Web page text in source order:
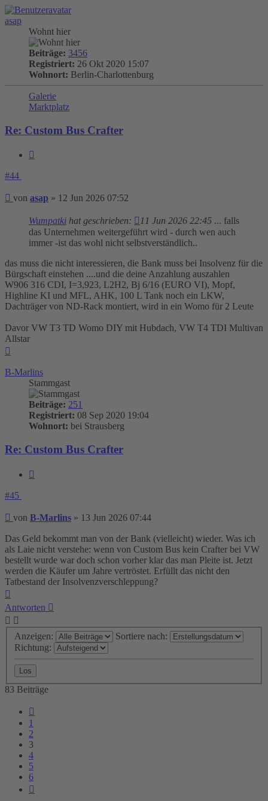
asap
Wohnt hier
Beiträge: 3456
Registriert: 26 Okt 2020 15:07
Wohnort: Berlin-Charlottenburg
Galerie
Marktplatz
Re: Custom Bus Crafter
#44
Beitrag
von asap » 12 Jun 2026 07:52
Wumpatki hat geschrieben: 11 Jun 2026 22:45 ... falls
das Unternehmen weitergeführt wird - durch wen auch
immer -ist das wohl nicht selbstverständlich..
das muss die nicht interessieren, die Bank muss bei Insolvenz für die
Bürgschaft einstehen ....und die deine Anzahlung auszahlen
W906 316 CDI, I=3,923, L2H2, Bj 6/16 (EURO VI), Mopf,
Highline KI und MFL, AHK, 100 L Tank noch ein LKW,
Dachträger von ND-Rack montiert, wird in ein Womo für 2 Leute
Davor VW T3 TD Womo DIY mit Hubdach, VW T4 TDI Multivan
Allstar
B-Marlins
Stammgast
Beiträge: 251
Registriert: 08 Sep 2020 19:04
Wohnort: bei Strausberg
Re: Custom Bus Crafter
#45
Beitrag
von B-Marlins » 13 Jun 2026 07:44
Das Geld bekommt man von der Bank (vielleicht) wieder. Was ich
als Laie nicht verstehe: wenn von Custom Bus kein Crafter bei VW
bestellt wurde war doch schon vorher klar das man Pleite ist. Jetzt
werden die Käufer um Jahre vertröstet. Erfüllt das nicht den
Tatbestand der Insolvenzverschleppung?
Antworten
Anzeigen:
Sortiere nach:
Richtung:
83 Beiträge
1
2
3
4
5
6